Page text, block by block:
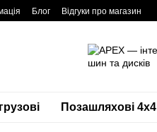
Блог Відгуки про магазин
Позашляхові 4х4